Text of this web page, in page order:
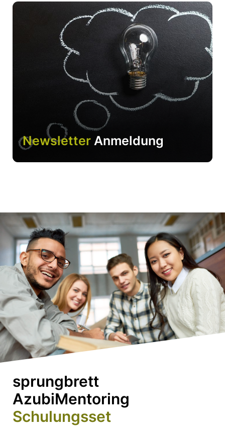
Newsletter Anmeldung
sprungbrett
AzubiMentoring
Schulungsset